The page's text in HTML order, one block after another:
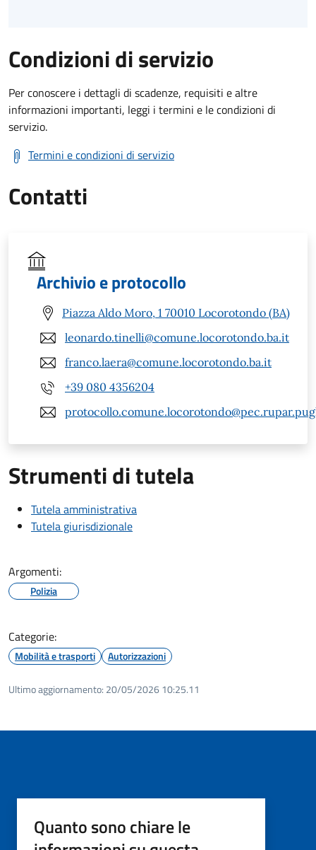
Condizioni di servizio
Per conoscere i dettagli di scadenze, requisiti e altre
informazioni importanti, leggi i termini e le condizioni di
servizio.
Termini e condizioni di servizio
Contatti
Archivio e protocollo
Piazza Aldo Moro, 1 70010 Locorotondo (BA)
leonardo.tinelli@comune.locorotondo.ba.it
franco.laera@comune.locorotondo.ba.it
+39 080 4356204
Strumenti di tutela
Tutela amministrativa
Tutela giurisdizionale
Argomenti:
Polizia
Categorie:
Mobilità e trasporti Autorizzazioni
Ultimo aggiornamento: 20/05/2026 10:25.11
Quanto sono chiare le